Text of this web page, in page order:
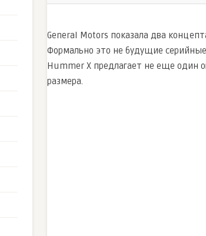
General Motors показала два
Формально это не будущие
Hummer X предлагает не еще один
размера.